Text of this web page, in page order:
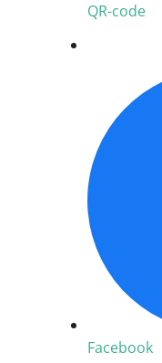
QR-code
Facebook